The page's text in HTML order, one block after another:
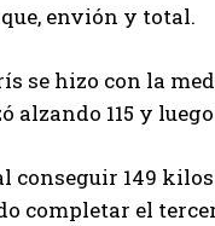
envión y total.
se hizo con la
115 y
conseguir 149
completar el